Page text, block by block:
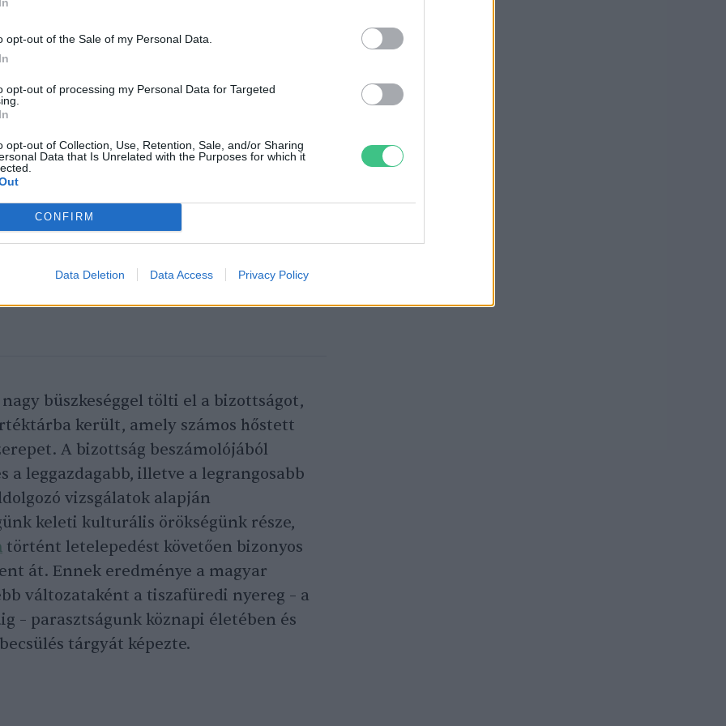
opt-out of the Sale of my Personal Data.
opt-out of processing my Personal Data for Targeted
opt-out of Collection, Use, Retention, Sale, and/or Sharing
Data that Is Unrelated with the Purposes for which it
CONFIRM
Data Deletion Data Access Privacy Policy
megnövekedett az érdeklődés a
öltözködés iránt. A díszesen
darabjai voltak Békés
2021-ben a „Békés megyei
felkerült a Szellemi Kulturális Örökség
nemzeti kincs
büszkeséggel tölti el a bizottságot,
került, amely számos hőstett
A bizottság beszámolójából
a leggazdagabb, illetve a legrangosabb
vizsgálatok alapján
keleti kulturális örökségünk része,
történt letelepedést követően bizonyos
át. Ennek eredménye a magyar
változataként a tiszafüredi nyereg – a
– parasztságunk köznapi életében és
tárgyát képezte.